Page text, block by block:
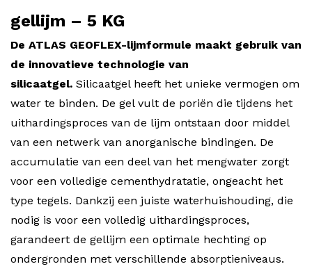
gellijm – 5 KG
De ATLAS GEOFLEX-lijmformule maakt gebruik van
de innovatieve technologie van
silicaatgel. Silicaatgel heeft het unieke vermogen om
water te binden. De gel vult de poriën die tijdens het
uithardingsproces van de lijm ontstaan ​​door middel
van een netwerk van anorganische bindingen. De
accumulatie van een deel van het mengwater zorgt
voor een volledige cementhydratatie, ongeacht het
type tegels. Dankzij een juiste waterhuishouding, die
nodig is voor een volledig uithardingsproces,
garandeert de gellijm een ​​optimale hechting op
ondergronden met verschillende absorptieniveaus.